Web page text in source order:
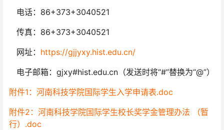
电话：86+373+3040521
传真：86+373+3040521
网址： https://gjjyxy.hist.edu.cn/
电子邮箱：gjxy#hist.edu.cn（发送时将“#”替换为“@”）
附件1：河南科技学院国际学生入学申请表.doc
附件2：河南科技学院国际学生校长奖学金管理办法 （暂
行）.doc